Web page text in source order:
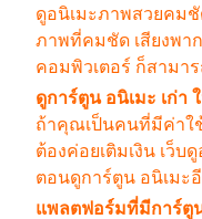
ดูอนิเมะภาพสวยคมชั
ภาพที่คมชัด เสียงพ
คอมพิวเตอร์ ก็สามา
ดูการ์ตูน อนิเมะ เก่า
ถ้าคุณเป็นคนที่มีค่าใช้
ต้องค่อยเติมเงิน เว็
ตอนดูการ์ตูน อนิเม
แพลตฟอร์มที่มีการ์ตู